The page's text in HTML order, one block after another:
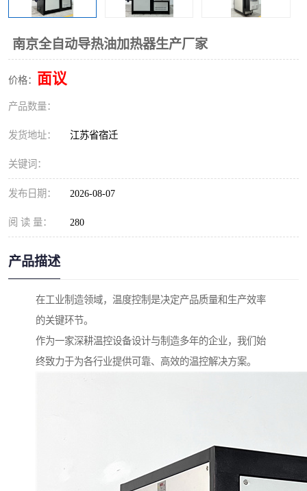
南京全自动导热油加热器生产厂家
价格： 面议
产品数量：
发货地址： 江苏省宿迁
关键词：
发布日期： 2026-08-07
阅 读 量： 280
产品描述
在工业制造领域，温度控制是决定产品质量和生产效率
的关键环节。
作为一家深耕温控设备设计与制造多年的企业，我们始
终致力于为各行业提供可靠、高效的温控解决方案。